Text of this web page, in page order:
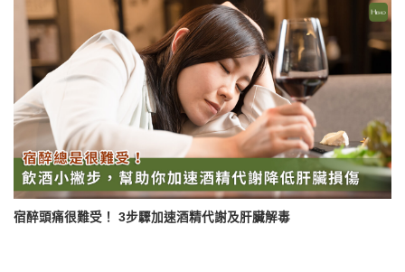
宿醉頭痛很難受！ 3步驟加速酒精代謝及肝臟解毒